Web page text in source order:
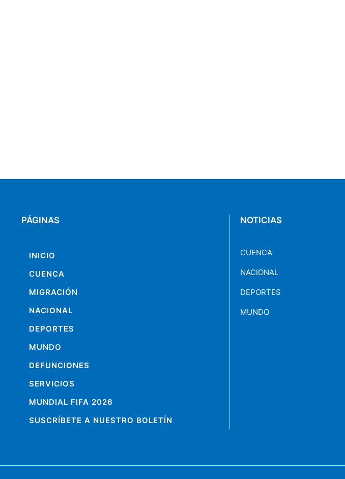
PÁGINAS
INICIO
CUENCA
MIGRACIÓN
NACIONAL
DEPORTES
MUNDO
DEFUNCIONES
SERVICIOS
MUNDIAL FIFA 2026
SUSCRÍBETE A NUESTRO BOLETÍN
NOTICIAS
CUENCA
NACIONAL
DEPORTES
MUNDO